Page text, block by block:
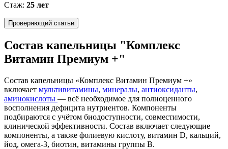
Стаж: 25 лет
Проверяющий статьи
Состав капельницы "Комплекс
Витамин Премиум +"
Состав капельницы «Комплекс Витамин Премиум +»
включает мультивитамины, минералы, антиоксиданты,
аминокислоты — всё необходимое для полноценного
восполнения дефицита нутриентов. Компоненты
подбираются с учётом биодоступности, совместимости,
клинической эффективности. Состав включает следующие
компоненты, а также фолиевую кислоту, витамин D, кальций,
йод, омега-3, биотин, витамины группы B.